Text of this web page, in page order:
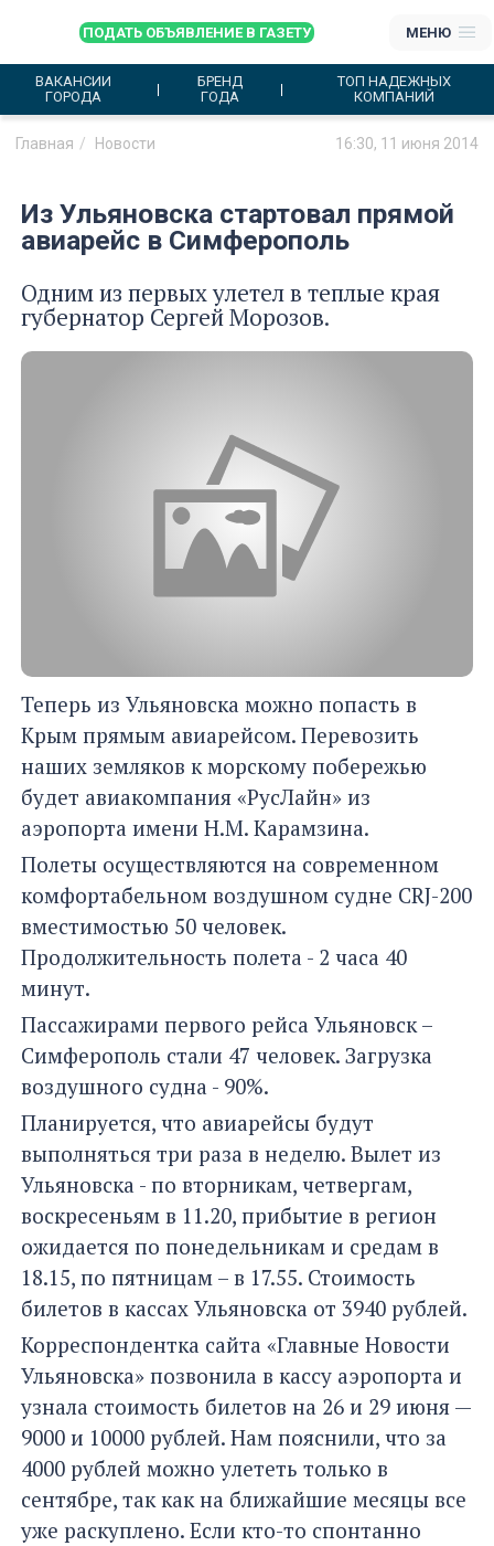
ПОДАТЬ ОБЪЯВЛЕНИЕ В ГАЗЕТУ МЕНЮ
ВАКАНСИИ
ГОРОДА
БРЕНД
ГОДА
ТОП НАДЕЖНЫХ
КОМПАНИЙ
Главная Новости 16:30, 11 июня 2014
Из Ульяновска стартовал прямой
авиарейс в Симферополь
Одним из первых улетел в теплые края
губернатор Сергей Морозов.
Теперь из Ульяновска можно попасть в
Крым прямым авиарейсом. Перевозить
наших земляков к морскому побережью
будет авиакомпания «РусЛайн» из
аэропорта имени Н.М. Карамзина.
Полеты осуществляются на современном
комфортабельном воздушном судне CRJ-200
вместимостью 50 человек.
Продолжительность полета - 2 часа 40
минут.
Пассажирами первого рейса Ульяновск –
Симферополь стали 47 человек. Загрузка
воздушного судна - 90%.
Планируется, что авиарейсы будут
выполняться три раза в неделю. Вылет из
Ульяновска - по вторникам, четвергам,
воскресеньям в 11.20, прибытие в регион
ожидается по понедельникам и средам в
18.15, по пятницам – в 17.55. Стоимость
билетов в кассах Ульяновска от 3940 рублей.
Корреспондентка сайта «Главные Новости
Ульяновска» позвонила в кассу аэропорта и
узнала стоимость билетов на 26 и 29 июня —
9000 и 10000 рублей. Нам пояснили, что за
4000 рублей можно улететь только в
сентябре, так как на ближайшие месяцы все
уже раскуплено. Если кто-то спонтанно